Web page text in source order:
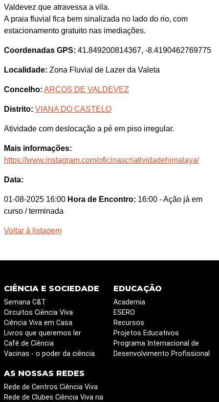
Valdevez que atravessa a vila.
A praia fluvial fica bem sinalizada no lado do rio, com
estacionamento gratuito nas imediações.
Coordenadas GPS: 41.849200814367, -8.4190462769775
Localidade: Zona Fluvial de Lazer da Valeta
Concelho: ARCOS DE VALDEVEZ
Distrito: VIANA DO CASTELO
Atividade com deslocação a pé em piso irregular.
Mais informações:
https://www.instagram.com/oficinascriatividadehimalaya/
Data:
01-08-2025 16:00 Hora de Encontro: 16:00 - Ação já em
curso / terminada
Voltar à listagem
CIÊNCIA E SOCIEDADE
Semana C&T
Circuitos Ciência Viva
Ciência Viva em Casa
Livros que queremos ler
Café de Ciência
Vacinas - o poder da ciência
EDUCAÇÃO
Academia
ESERO
Recursos
Projetos Educativos
Programa Internacional de
Desenvolvimento Profissional
AS NOSSAS REDES
Rede de Centros Ciência Viva
Rede de Clubes Ciência Viva na